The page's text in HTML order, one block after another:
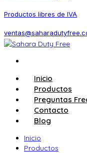
Productos libres de IVA
Inicio
Productos
Preguntas
Contacto
Blog
Inicio
Productos